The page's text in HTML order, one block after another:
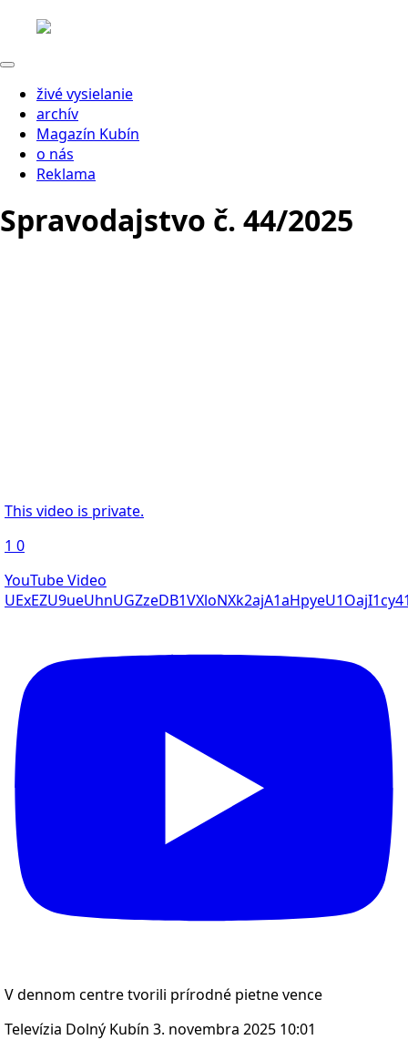
živé vysielanie
archív
Magazín Kubín
o nás
Reklama
Spravodajstvo č. 44/2025
This video is private.
1 0
YouTube Video
V dennom centre tvorili prírodné pietne vence
Televízia Dolný Kubín 3. novembra 2025 10:01